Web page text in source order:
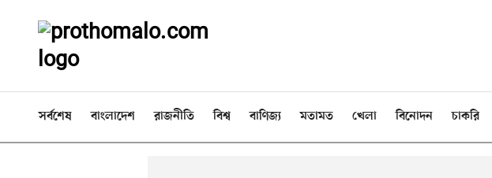
সর্বশেষ বাংলাদেশ রাজনীতি বিশ্ব বাণিজ্য মতামত খেলা বিনোদন চাকরি